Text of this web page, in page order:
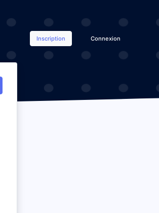
Inscription Connexion